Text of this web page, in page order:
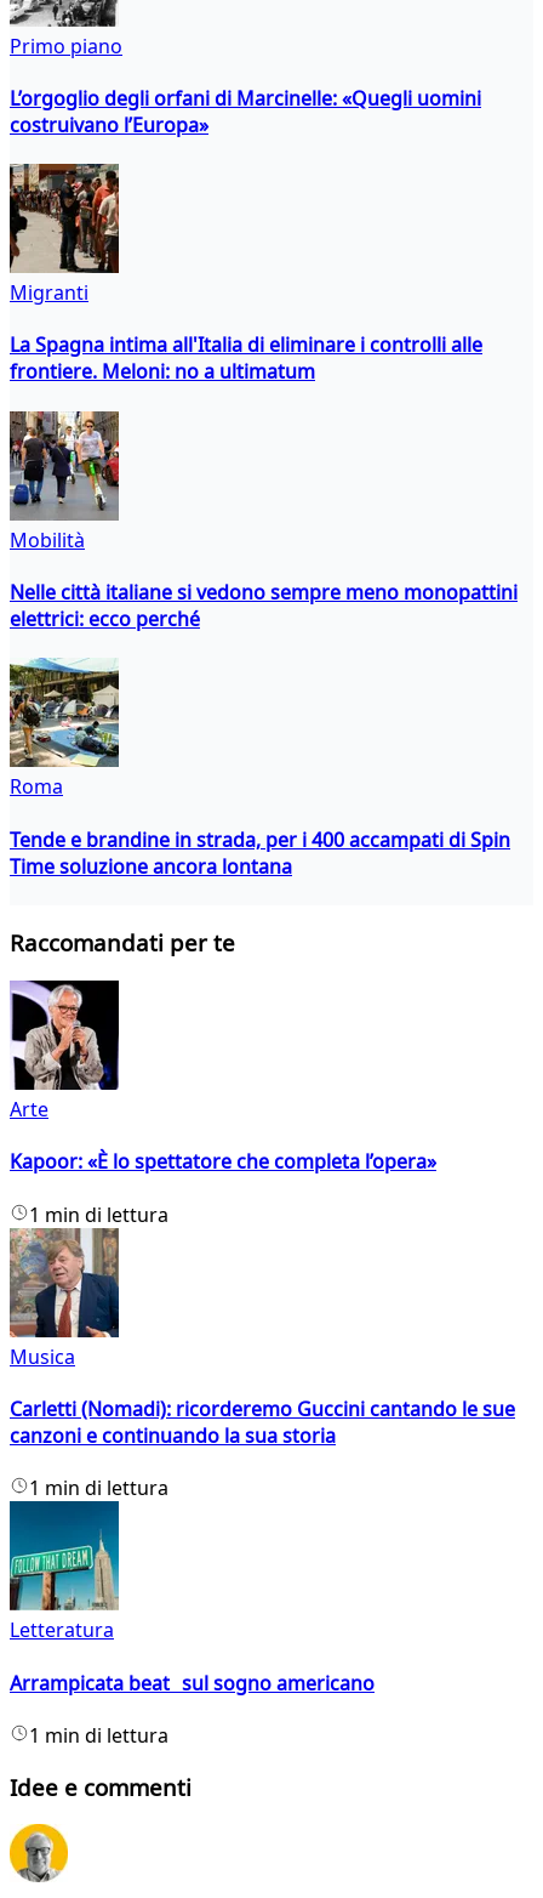
Primo piano
L’orgoglio degli orfani di Marcinelle: «Quegli uomini
costruivano l’Europa»
Migranti
La Spagna intima all'Italia di eliminare i controlli alle
frontiere. Meloni: no a ultimatum
Mobilità
Nelle città italiane si vedono sempre meno monopattini
elettrici: ecco perché
Roma
Tende e brandine in strada, per i 400 accampati di Spin
Time soluzione ancora lontana
Raccomandati per te
Arte
Kapoor: «È lo spettatore che completa l’opera»
1 min di lettura
Musica
Carletti (Nomadi): ricorderemo Guccini cantando le sue
canzoni e continuando la sua storia
1 min di lettura
Letteratura
Arrampicata beat sul sogno americano
1 min di lettura
Idee e commenti